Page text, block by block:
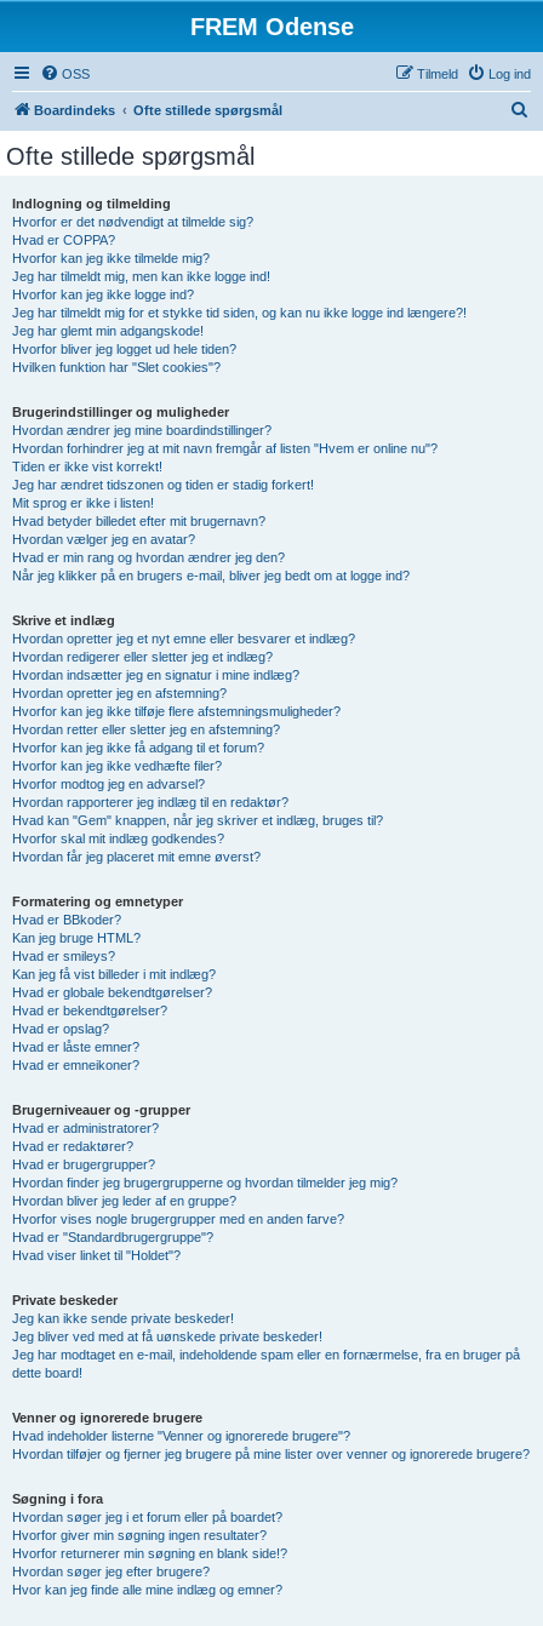
FREM Odense
OSS Log ind
Tilmeld
Boardindeks Ofte stillede spørgsmål
Ofte stillede spørgsmål
Indlogning og tilmelding
Hvorfor er det nødvendigt at tilmelde sig?
Hvad er COPPA?
Hvorfor kan jeg ikke tilmelde mig?
Jeg har tilmeldt mig, men kan ikke logge ind!
Hvorfor kan jeg ikke logge ind?
Jeg har tilmeldt mig for et stykke tid siden, og kan nu ikke logge ind længere?!
Jeg har glemt min adgangskode!
Hvorfor bliver jeg logget ud hele tiden?
Hvilken funktion har "Slet cookies"?
Brugerindstillinger og muligheder
Hvordan ændrer jeg mine boardindstillinger?
Hvordan forhindrer jeg at mit navn fremgår af listen "Hvem er online nu"?
Tiden er ikke vist korrekt!
Jeg har ændret tidszonen og tiden er stadig forkert!
Mit sprog er ikke i listen!
Hvad betyder billedet efter mit brugernavn?
Hvordan vælger jeg en avatar?
Hvad er min rang og hvordan ændrer jeg den?
Når jeg klikker på en brugers e-mail, bliver jeg bedt om at logge ind?
Skrive et indlæg
Hvordan opretter jeg et nyt emne eller besvarer et indlæg?
Hvordan redigerer eller sletter jeg et indlæg?
Hvordan indsætter jeg en signatur i mine indlæg?
Hvordan opretter jeg en afstemning?
Hvorfor kan jeg ikke tilføje flere afstemningsmuligheder?
Hvordan retter eller sletter jeg en afstemning?
Hvorfor kan jeg ikke få adgang til et forum?
Hvorfor kan jeg ikke vedhæfte filer?
Hvorfor modtog jeg en advarsel?
Hvordan rapporterer jeg indlæg til en redaktør?
Hvad kan "Gem" knappen, når jeg skriver et indlæg, bruges til?
Hvorfor skal mit indlæg godkendes?
Hvordan får jeg placeret mit emne øverst?
Formatering og emnetyper
Hvad er BBkoder?
Kan jeg bruge HTML?
Hvad er smileys?
Kan jeg få vist billeder i mit indlæg?
Hvad er globale bekendtgørelser?
Hvad er bekendtgørelser?
Hvad er opslag?
Hvad er låste emner?
Hvad er emneikoner?
Brugerniveauer og -grupper
Hvad er administratorer?
Hvad er redaktører?
Hvad er brugergrupper?
Hvordan finder jeg brugergrupperne og hvordan tilmelder jeg mig?
Hvordan bliver jeg leder af en gruppe?
Hvorfor vises nogle brugergrupper med en anden farve?
Hvad er "Standardbrugergruppe"?
Hvad viser linket til "Holdet"?
Private beskeder
Jeg kan ikke sende private beskeder!
Jeg bliver ved med at få uønskede private beskeder!
Jeg har modtaget en e-mail, indeholdende spam eller en fornærmelse, fra en bruger på
dette board!
Venner og ignorerede brugere
Hvad indeholder listerne "Venner og ignorerede brugere"?
Hvordan tilføjer og fjerner jeg brugere på mine lister over venner og ignorerede brugere?
Søgning i fora
Hvordan søger jeg i et forum eller på boardet?
Hvorfor giver min søgning ingen resultater?
Hvorfor returnerer min søgning en blank side!?
Hvordan søger jeg efter brugere?
Hvor kan jeg finde alle mine indlæg og emner?